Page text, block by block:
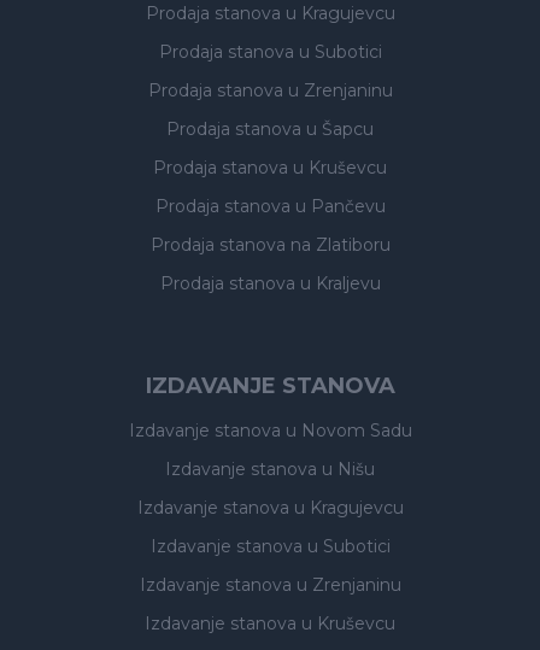
Prodaja stanova u Kragujevcu
Prodaja stanova u Subotici
Prodaja stanova u Zrenjaninu
Prodaja stanova u Šapcu
Prodaja stanova u Kruševcu
Prodaja stanova u Pančevu
Prodaja stanova na Zlatiboru
Prodaja stanova u Kraljevu
IZDAVANJE STANOVA
Izdavanje stanova u Novom Sadu
Izdavanje stanova u Nišu
Izdavanje stanova u Kragujevcu
Izdavanje stanova u Subotici
Izdavanje stanova u Zrenjaninu
Izdavanje stanova u Kruševcu